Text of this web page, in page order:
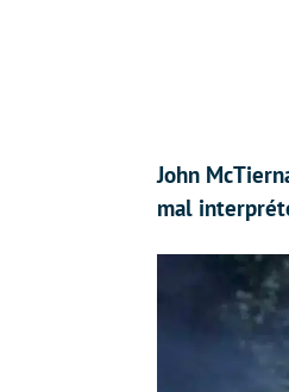
John
mal